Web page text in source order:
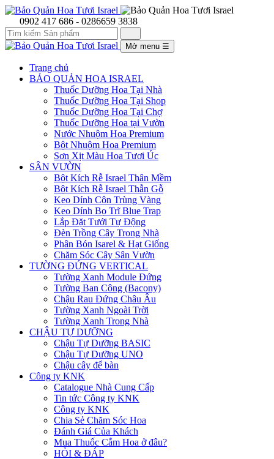
0902 417 686 - 0286659 3838
Mở menu ☰
Trang chủ
BẢO QUẢN HOA ISRAEL
Thuốc Dưỡng Hoa Tại Nhà
Thuốc Dưỡng Hoa Tại Shop
Thuốc Dưỡng Hoa Tại Chợ
Thuốc Dưỡng Hoa tại Vườn
Nước Nhuộm Hoa Premium
Bột Nhuộm Hoa Premium
Sơn Xịt Màu Hoa Tươi Úc
SÂN VƯỜN
Bột Kích Rễ Israel Thân Mềm
Bột Kích Rễ Israel Thẫn Gỗ
Keo Dính Côn Trùng Vàng
Keo Dính Bọ Trĩ Blue Trap
Lắp Đặt Tưới Tự Động
Đèn Trồng Cây Trong Nhà
Phân Bón Isarel & Hạt Giống
Chăm Sóc Cây Sân Vườn
TƯỜNG ĐỨNG VERTICAL
Tường Xanh Module Đứng
Tường Ban Công (Bacony)
Chậu Rau Đứng Châu Âu
Tường Xanh Ngoài Trời
Tường Xanh Trong Nhà
CHẬU TỰ DƯỠNG
Chậu Tự Dưỡng BASIC
Chậu Tự Dưỡng UNO
Chậu cây để bàn
Công ty KNK
Catalogue Nhà Cung Cấp
Tin tức Công ty KNK
Công ty KNK
Chia Sẻ Chăm Sóc Hoa
Đánh Giá Của Khách
Mua Thuốc Cắm Hoa ở đâu?
HỎI & ĐÁP